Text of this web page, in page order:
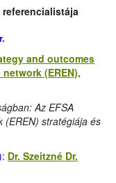
referencialistája
and outcomes
(EREN),
Az EFSA
(EREN) stratégiája és
: Dr. Szeitzné Dr.